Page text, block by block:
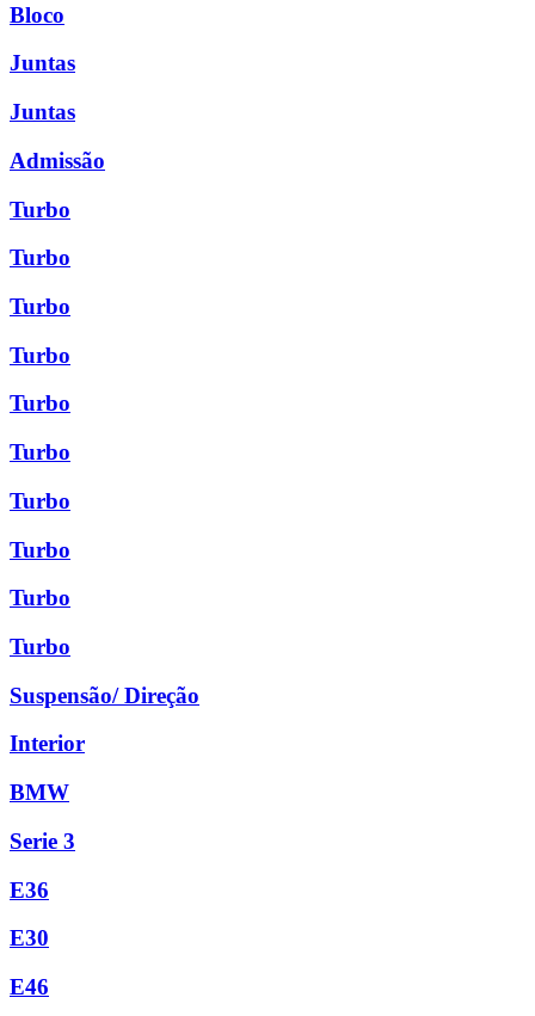
Bloco
Juntas
Juntas
Admissão
Turbo
Turbo
Turbo
Turbo
Turbo
Turbo
Turbo
Turbo
Turbo
Turbo
Suspensão/ Direção
Interior
BMW
Serie 3
E36
E30
E46